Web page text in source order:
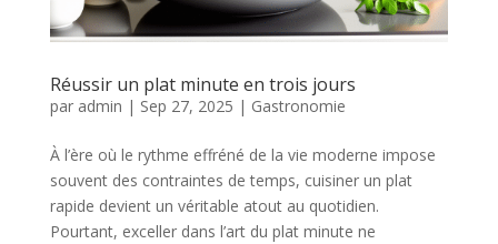
Réussir un plat minute en trois jours
par admin | Sep 27, 2025 | Gastronomie
À l’ère où le rythme effréné de la vie moderne impose
souvent des contraintes de temps, cuisiner un plat
rapide devient un véritable atout au quotidien.
Pourtant, exceller dans l’art du plat minute ne